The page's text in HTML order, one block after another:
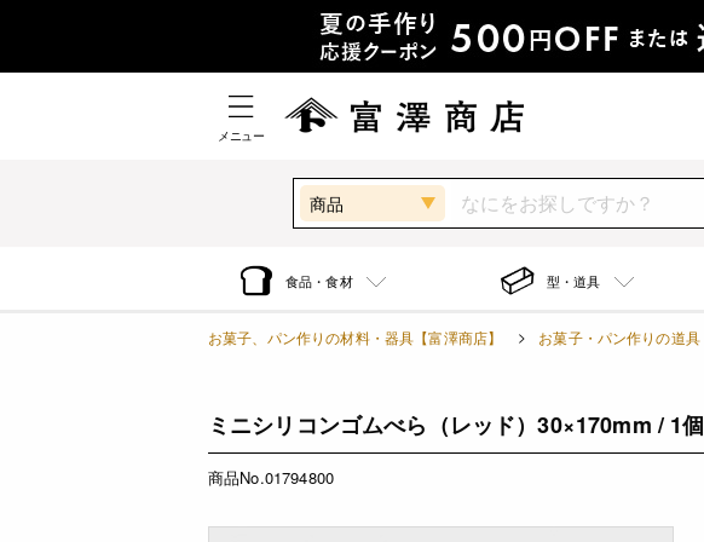
メニュー
商品
食品・食材 型・道具
お菓子、パン作りの材料・器具【富澤商店】 お菓子・パン作りの道具
ミニシリコンゴムべら（レッド）30×170mm / 1個
商品No.01794800